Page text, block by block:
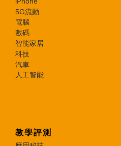
5G流動
電腦
數碼
智能家居
科技
汽車
人工智能
教學評測